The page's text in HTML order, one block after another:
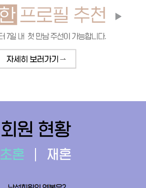
회원 현황
초혼 재혼